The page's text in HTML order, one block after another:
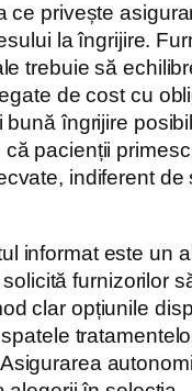
ce privește
la îngrijire.
trebuie să
de cost cu
bună îngrijire
pacienții primesc
indiferent de
informat este un
furnizorilor
clar opțiunile